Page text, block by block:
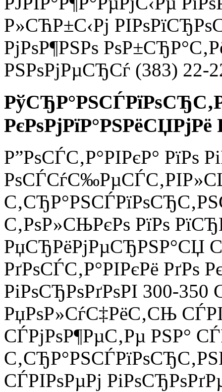
Р»СЋР±С‹Рј
РјРѕР¶РЅРѕ
РЅРѕРјРµСЂСѓ (383) 22-
Р”РѕСЃС‚Р°РІРєР° РїРѕ
С‚РѕР»СЊРєРѕ РїРѕ
РџСЂРёРјРµСЂРЅР°СЏ
РґРѕСЃС‚Р°РІРєРё РґРѕ
РіРѕСЂРѕРґРѕРІ 300-
РџРѕР»СѓС‡РёС‚СЊ
СЃРјРѕР¶РµС‚Рµ РЅР°
СЃРІРѕРµРј